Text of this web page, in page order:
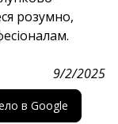
розумно,
9/2/2025
в Google